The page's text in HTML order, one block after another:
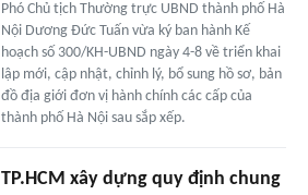
Phó Chủ tịch Thường trực UBND thành phố Hà
Nội Dương Đức Tuấn vừa ký ban hành Kế
hoạch số 300/KH-UBND ngày 4-8 về triển khai
lập mới, cập nhật, chỉnh lý, bổ sung hồ sơ, bản
đồ địa giới đơn vị hành chính các cấp của
thành phố Hà Nội sau sắp xếp.
TP.HCM xây dựng quy định chung